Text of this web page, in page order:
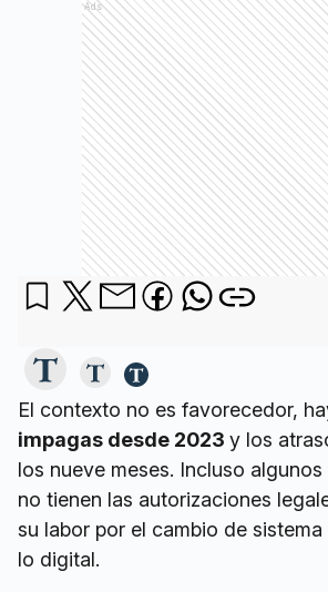
Ads
El contexto no es favorecedor,
impagas desde 2023 y los
los nueve meses. Incluso
no tienen las autorizaciones
su labor por el cambio de
lo digital.